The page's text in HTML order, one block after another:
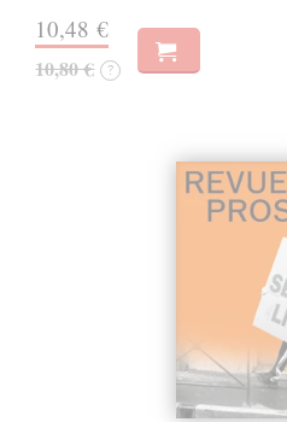
10,48 €
10,80 € ?